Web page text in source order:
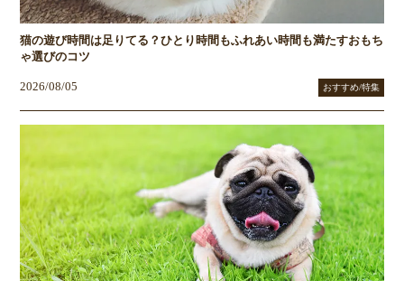
猫の遊び時間は足りてる？ひとり時間もふれあい時間も満たすおもち
ゃ選びのコツ
2026/08/05 おすすめ/特集